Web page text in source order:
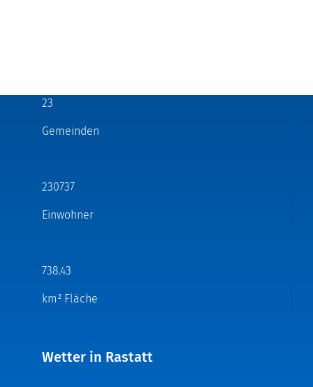
23
Gemeinden
230737
Einwohner
738.43
km² Fläche
Wetter in Rastatt